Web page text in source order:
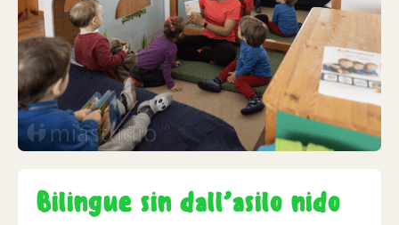
Bilingue sin dall’asilo nido